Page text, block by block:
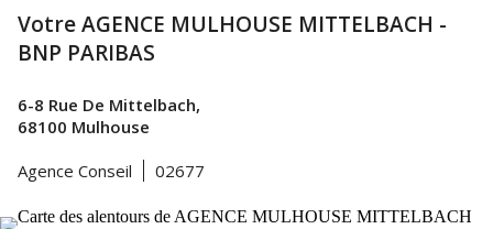
Votre AGENCE MULHOUSE MITTELBACH -
BNP PARIBAS
6-8 Rue De Mittelbach,
68100 Mulhouse
Agence Conseil
02677